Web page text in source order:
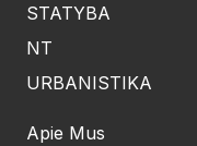
STATYBA
NT
URBANISTIKA
Apie Mus